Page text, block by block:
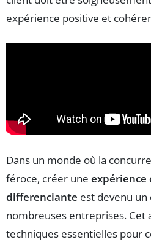
expérience positive et
Dans un monde où la
féroce, créer une expérience
differenciante est devenu
nombreuses entreprises. Cet
techniques essentielles pour